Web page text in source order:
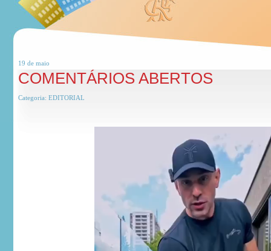
19 de maio
COMENTÁRIOS ABERTOS
Categoria: EDITORIAL